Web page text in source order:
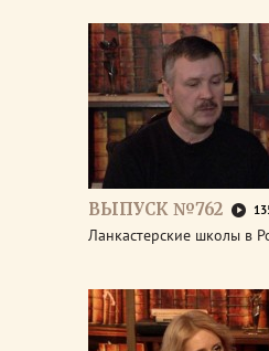
ВЫПУСК №762
Ланкастерские школы в